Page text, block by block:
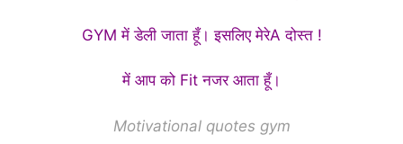
GYM में डेली जाता हूँ। इसलिए मेरेA दोस्त !
में आप को Fit नजर आता हूँ।
Motivational quotes gym